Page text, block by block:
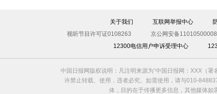
关于我们 互联网举报中心
视听节目许可证0108263
京公网安备
12300电信用户申诉受理中心
中国日报网版权说明：凡注明来源为“中国日报网：XXX（
许禁止转载、使用，违者必究。如需使用，请与010-
体，目的在于传播更多信息，其他媒体